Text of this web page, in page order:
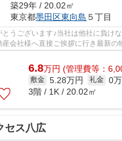
築29年 / 20.02㎡
東京都墨田区東向島 ５丁目
うございます♪当社は他社に負け
会社様へ直接ご挨拶に行き最新の
新の情報は...
6.8万円 (管理費等：
敷金 5.28万円 礼金 0
3階 / 1K / 20.02㎡
セス八広